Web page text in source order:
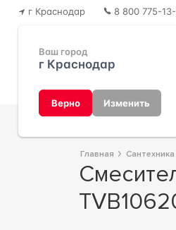
г Краснодар
Ваш город
г Краснодар
Верно Изменить
8 800 775-
Главная Сантехника
Смеситель для биде, c д/к pop-up, (цв.хром), ZZ Villeroy & Boch Dawn